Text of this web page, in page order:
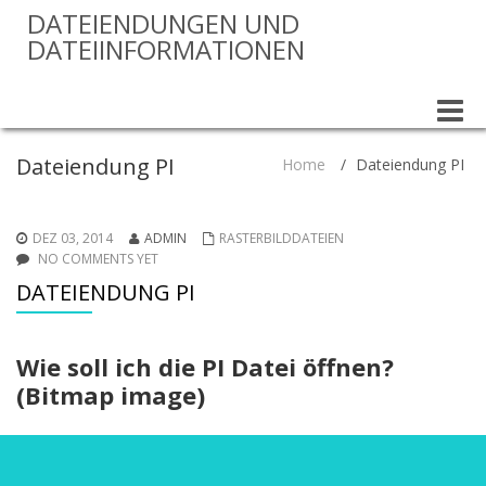
DATEIENDUNGEN UND
DATEIINFORMATIONEN
Toggle
Dateiendung PI Home / Dateiendung PI
DEZ 03, 2014 ADMIN
RASTERBILDDATEIEN
NO COMMENTS YET
DATEIENDUNG PI
Wie soll ich die PI Datei öffnen?
(Bitmap image)